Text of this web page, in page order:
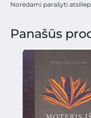
Norėdami parašyti
Panašūs